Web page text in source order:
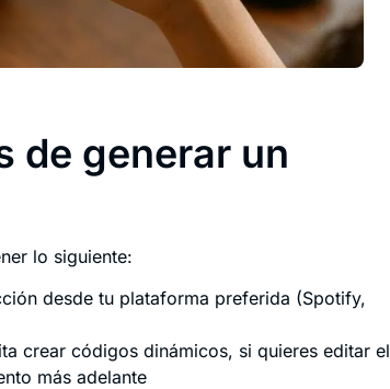
de generar un
lo siguiente:
desde tu plataforma preferida (Spotify,
crear códigos dinámicos, si quieres editar el
más adelante